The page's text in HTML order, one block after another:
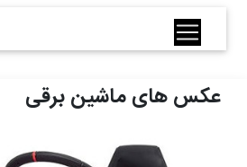
عکس های ماشین برقی